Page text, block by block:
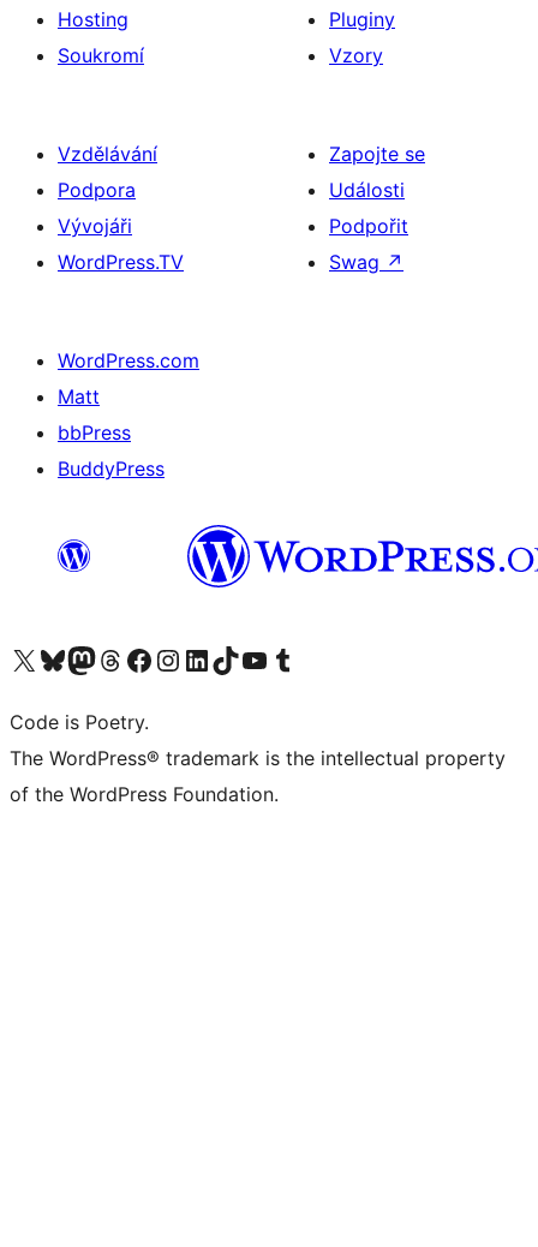
Hosting
Soukromí
Pluginy
Vzory
Vzdělávání
Podpora
Vývojáři
WordPress.TV
Zapojte se
Události
Podpořit
Swag ↗
WordPress.com
Matt
bbPress
BuddyPress
Navštivte náš účet na X (dříve Twitter)
Navštivte náš Bluesky účetNavštivte náš účet Mastodon
Navštivte náš Threads účetNavštivte naši stránku na Facebooku
Navštivte náš Instagram účetNavštivte náš LinkedIn účetNavštivte náš TikTok účetNavštivte náš YouTube kanálNavštivte náš Tumblr účet
Code is Poetry.
The WordPress® trademark is the intellectual property
of the WordPress Foundation.